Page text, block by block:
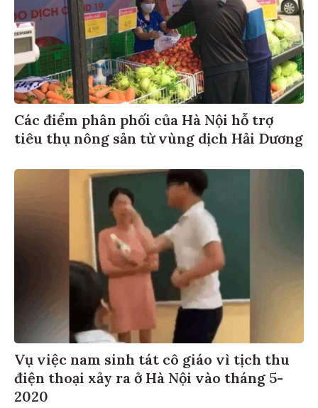
Các điểm phân phối của Hà Nội hỗ trợ
tiêu thụ nông sản từ vùng dịch Hải Dương
Vụ việc nam sinh tát cô giáo vì tịch thu
điện thoại xảy ra ở Hà Nội vào tháng 5-
2020